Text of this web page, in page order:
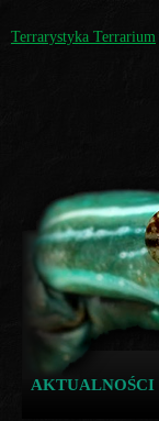
Terrarystyka Terrarium
AKTUALNOŚCI